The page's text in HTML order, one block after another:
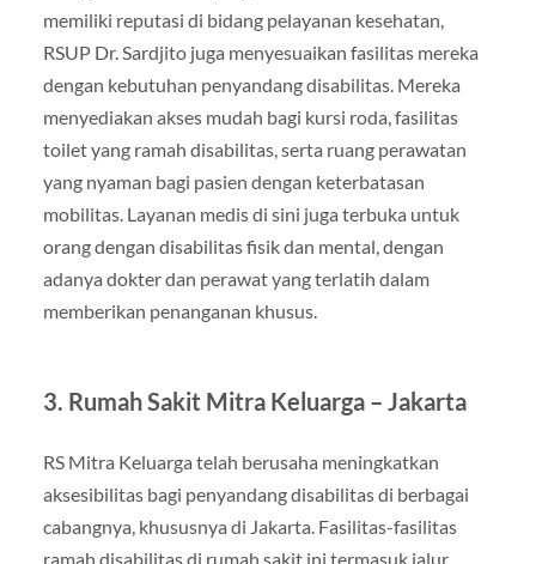
memiliki reputasi di bidang pelayanan kesehatan,
RSUP Dr. Sardjito juga menyesuaikan fasilitas mereka
dengan kebutuhan penyandang disabilitas. Mereka
menyediakan akses mudah bagi kursi roda, fasilitas
toilet yang ramah disabilitas, serta ruang perawatan
yang nyaman bagi pasien dengan keterbatasan
mobilitas. Layanan medis di sini juga terbuka untuk
orang dengan disabilitas fisik dan mental, dengan
adanya dokter dan perawat yang terlatih dalam
memberikan penanganan khusus.
3. Rumah Sakit Mitra Keluarga – Jakarta
RS Mitra Keluarga telah berusaha meningkatkan
aksesibilitas bagi penyandang disabilitas di berbagai
cabangnya, khususnya di Jakarta. Fasilitas-fasilitas
ramah disabilitas di rumah sakit ini termasuk jalur